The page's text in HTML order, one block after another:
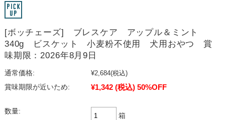
[ボッチェーズ] ブレスケア アップル＆ミント
340g ビスケット 小麦粉不使用 犬用おやつ 賞
味期限：2026年8月9日
通常価格: ¥2,684(税込)
賞味期限が近いため:
¥1,342 (税込) 50%OFF
数量:
箱